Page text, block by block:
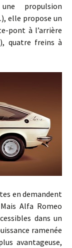
propulsion
), elle propose un
pont à l’arrière
), quatre freins à
en demandent
Alfa Romeo
dans un
ramenée
avantageuse,